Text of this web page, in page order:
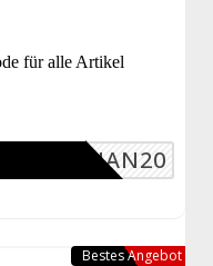
für alle Artikel
ASTIAN20
Bestes Angebot